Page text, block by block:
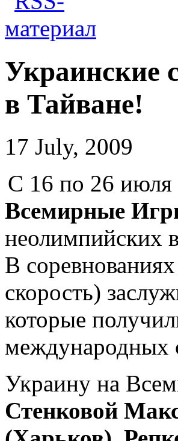
Украинские
в Тайване!
17 July, 2009
С 16 по 26 июля
Всемирные
неолимпийских
В
скорость)
которые
международных
Украину на
Стенковой